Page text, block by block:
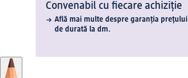
Convenabil cu fiecare achiziție
Află mai multe despre garanția prețului
de durată la dm.